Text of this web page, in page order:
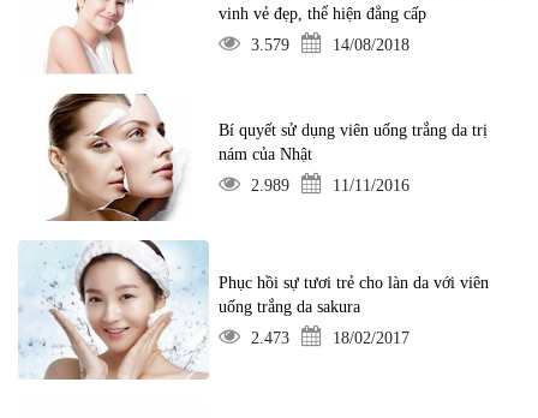
vinh vẻ đẹp, thể hiện đẳng cấp
3.579
14/08/2018
Bí quyết sử dụng viên uống trắng da trị
nám của Nhật
2.989
11/11/2016
Phục hồi sự tươi trẻ cho làn da với viên
uống trắng da sakura
2.473
18/02/2017